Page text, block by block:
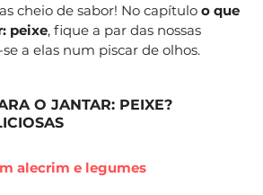
cheio de sabor! No capítulo o que
peixe, fique a par das nossas
a elas num piscar de olhos.
O JANTAR: PEIXE?
alecrim e legumes